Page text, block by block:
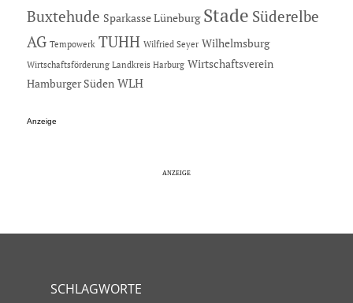
Buxtehude Sparkasse Lüneburg Stade Süderelbe
AG Tempowerk TUHH Wilfried Seyer Wilhelmsburg
Wirtschaftsförderung Landkreis Harburg Wirtschaftsverein
Hamburger Süden WLH
Anzeige
SCHLAGWORTE